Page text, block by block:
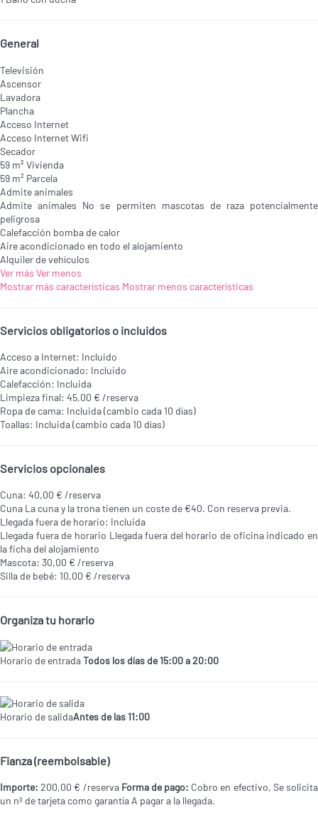
General
Televisión
Ascensor
Lavadora
Plancha
Acceso Internet
Acceso InternetWifi
Secador
59 m² Vivienda
59 m² Parcela
Admite animales
Admite animales No se permiten mascotas de raza potencialmente
peligrosa
Calefacción bomba de calor
Aire acondicionado en todo el alojamiento
Alquiler de vehículos
Ver más Ver menos
Mostrar más características Mostrar menos características
Servicios obligatorios o incluidos
Acceso a Internet: Incluido
Aire acondicionado: Incluido
Calefacción: Incluida
Limpieza final: 45,00 € /reserva
Ropa de cama: Incluida (cambio cada 10 días)
Toallas: Incluida (cambio cada 10 días)
Servicios opcionales
Cuna: 40,00 € /reserva
Cuna La cuna y la trona tienen un coste de €40. Con reserva previa.
Llegada fuera de horario: Incluida
Llegada fuera de horario Llegada fuera del horario de oficina indicado en
la ficha del alojamiento
Mascota: 30,00 € /reserva
Silla de bebé: 10,00 € /reserva
Organiza tu horario
Horario de entradaTodos los días de 15:00 a 20:00
Horario de salidaAntes de las 11:00
Fianza (reembolsable)
Importe: 200,00 € /reserva Forma de pago: Cobro en efectivo, Se solicita
un nº de tarjeta como garantía A pagar a la llegada.